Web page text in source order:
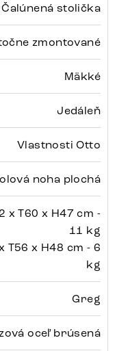
Čalúnená stolička
zmontované
Mäkké
Jedáleň
Vlastnosti Otto
noha plochá
x T60 x H47 cm -
11 kg
T56 x H48 cm - 6
kg
Greg
oceľ brúsená